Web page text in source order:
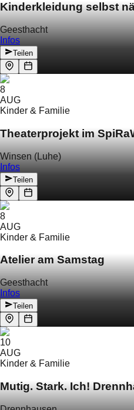
Kinderkleidung selbst
Geesthacht
Infos
Teilen
8
AUG
Kinder & Familie
Theaterprojekt im
Winsen (Luhe)
Infos
Teilen
8
AUG
Kinder & Familie
Atelier am Samstag
Geesthacht
Infos
Teilen
10
AUG
Kinder & Familie
Mutig. Stark. Ich!